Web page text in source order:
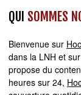
QUI SOMMES
Bienvenue sur
dans la LNH et
propose du
heures sur 24,